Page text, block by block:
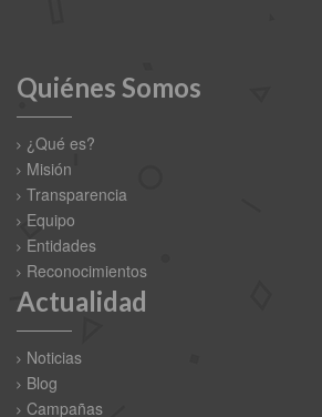
Quiénes Somos
¿Qué es?
Misión
Transparencia
Equipo
Entidades
Reconocimientos
Actualidad
Noticias
Blog
Campañas